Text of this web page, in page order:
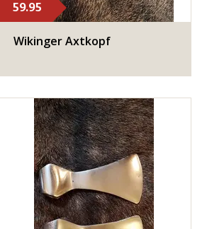
59.95
Wikinger Axtkopf